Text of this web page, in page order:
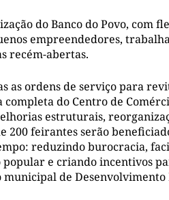
do Banco do Povo, com
empreendedores,
recém-abertas.
ordens de serviço para
do Centro de
estruturais,
200 feirantes serão
reduzindo burocracia,
e criando incentivos
de Desenvolvimento